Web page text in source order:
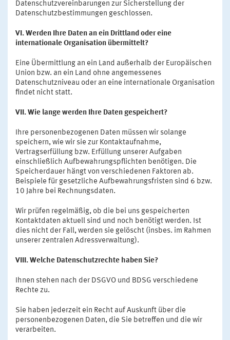
Datenschutzvereinbarungen zur Sicherstellung der
Datenschutzbestimmungen geschlossen.
VI. Werden Ihre Daten an ein Drittland oder eine
internationale Organisation übermittelt?
Eine Übermittlung an ein Land außerhalb der Europäischen
Union bzw. an ein Land ohne angemessenes
Datenschutzniveau oder an eine internationale Organisation
findet nicht statt.
VII. Wie lange werden Ihre Daten gespeichert?
Ihre personenbezogenen Daten müssen wir solange
speichern, wie wir sie zur Kontaktaufnahme,
Vertragserfüllung bzw. Erfüllung unserer Aufgaben
einschließlich Aufbewahrungspflichten benötigen. Die
Speicherdauer hängt von verschiedenen Faktoren ab.
Beispiele für gesetzliche Aufbewahrungsfristen sind 6 bzw.
10 Jahre bei Rechnungsdaten.
Wir prüfen regelmäßig, ob die bei uns gespeicherten
Kontaktdaten aktuell sind und noch benötigt werden. Ist
dies nicht der Fall, werden sie gelöscht (insbes. im Rahmen
unserer zentralen Adressverwaltung).
VIII. Welche Datenschutzrechte haben Sie?
Ihnen stehen nach der DSGVO und BDSG verschiedene
Rechte zu.
Sie haben jederzeit ein Recht auf Auskunft über die
personenbezogenen Daten, die Sie betreffen und die wir
verarbeiten.